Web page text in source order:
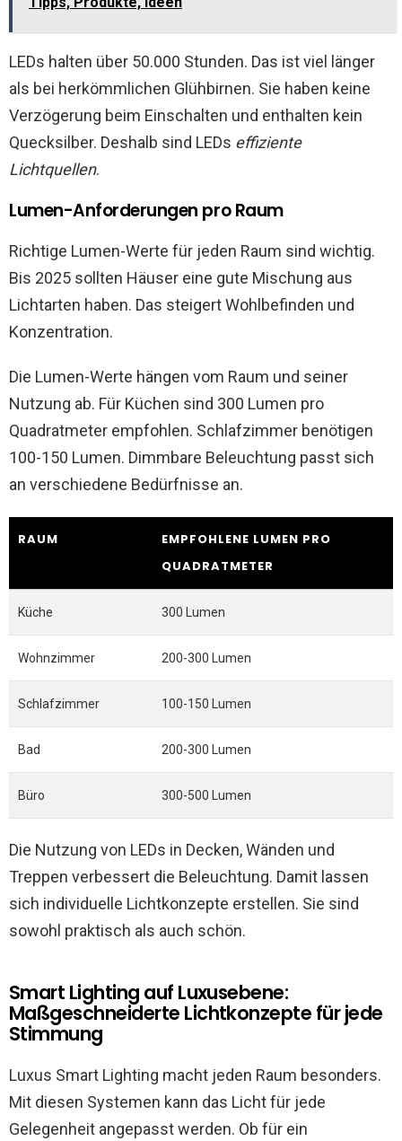
LEDs halten über 50.000 Stunden. Das ist viel länger
als bei herkömmlichen Glühbirnen. Sie haben keine
Verzögerung beim Einschalten und enthalten kein
Quecksilber. Deshalb sind LEDs effiziente
Lichtquellen.
Lumen-Anforderungen pro Raum
Richtige Lumen-Werte für jeden Raum sind wichtig.
Bis 2025 sollten Häuser eine gute Mischung aus
Lichtarten haben. Das steigert Wohlbefinden und
Konzentration.
Die Lumen-Werte hängen vom Raum und seiner
Nutzung ab. Für Küchen sind 300 Lumen pro
Quadratmeter empfohlen. Schlafzimmer benötigen
100-150 Lumen. Dimmbare Beleuchtung passt sich
an verschiedene Bedürfnisse an.
RAUM
EMPFOHLENE LUMEN PRO
QUADRATMETER
Küche 300 Lumen
Wohnzimmer 200-300 Lumen
Schlafzimmer 100-150 Lumen
Bad 200-300 Lumen
Büro 300-500 Lumen
Die Nutzung von LEDs in Decken, Wänden und
Treppen verbessert die Beleuchtung. Damit lassen
sich individuelle Lichtkonzepte erstellen. Sie sind
sowohl praktisch als auch schön.
Smart Lighting auf Luxusebene:
Maßgeschneiderte Lichtkonzepte für jede
Stimmung
Luxus Smart Lighting macht jeden Raum besonders.
Mit diesen Systemen kann das Licht für jede
Gelegenheit angepasst werden. Ob für ein